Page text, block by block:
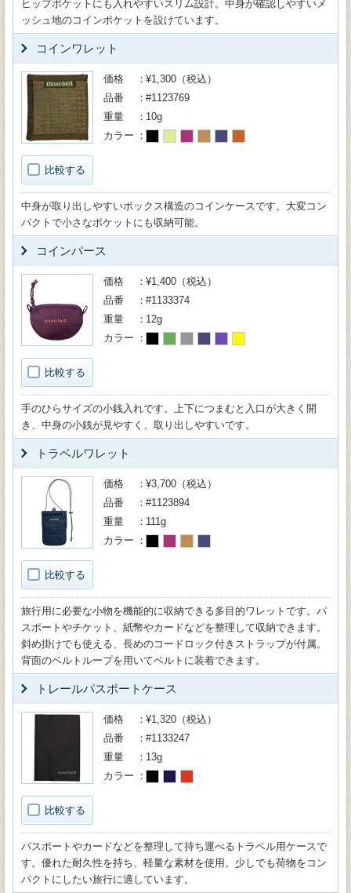
ヒップポケットにも入れやすいスリム設計。中身が確認しやすいメ
ッシュ地のコインポケットを設けています。
コインワレット
比較する
価格
¥1,300（税込）
品番
#1123769
重量
10g
カラー
中身が取り出しやすいボックス構造のコインケースです。大変コン
パクトで小さなポケットにも収納可能。
コインパース
比較する
価格
¥1,400（税込）
品番
#1133374
重量
12g
カラー
手のひらサイズの小銭入れです。上下につまむと入口が大きく開
き、中身の小銭が見やすく、取り出しやすいです。
トラベルワレット
比較する
価格
¥3,700（税込）
品番
#1123894
重量
111g
カラー
旅行用に必要な小物を機能的に収納できる多目的ワレットです。パ
スポートやチケット、紙幣やカードなどを整理して収納できます。
斜め掛けでも使える、長めのコードロック付きストラップが付属。
背面のベルトループを用いてベルトに装着できます。
トレールパスポートケース
比較する
価格
¥1,320（税込）
品番
#1133247
重量
13g
カラー
パスポートやカードなどを整理して持ち運べるトラベル用ケースで
す。優れた耐久性を持ち、軽量な素材を使用。少しでも荷物をコン
パクトにしたい旅行に適しています。